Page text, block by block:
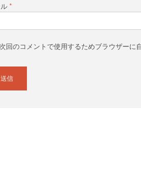
ル*
次回のコメントで使用するためブラウザーに